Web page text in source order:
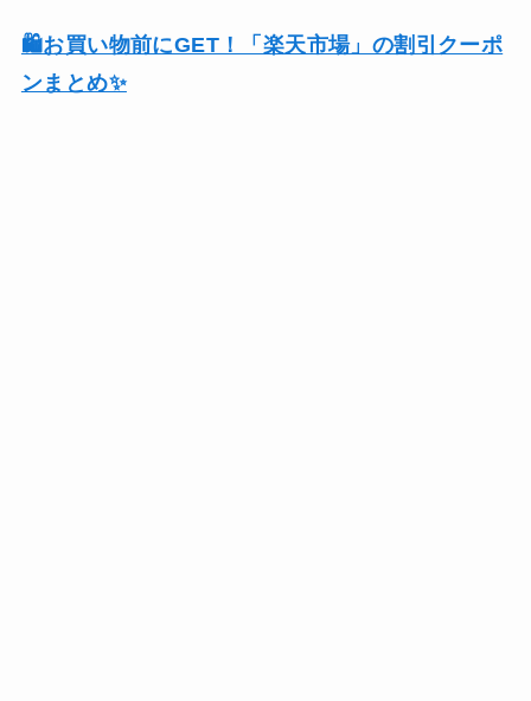
🛍️お買い物前にGET！「楽天市場」の割引クーポ
ンまとめ✨